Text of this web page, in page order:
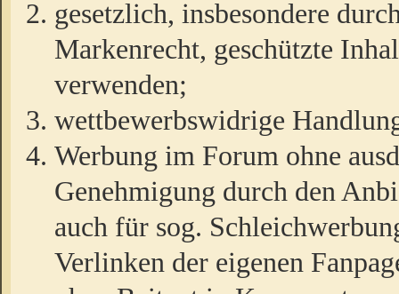
gesetzlich, insbesondere
Markenrecht, geschützte
verwenden;
wettbewerbswidrige
Werbung im Forum ohne
Genehmigung durch den
auch für sog.
Verlinken der eigenen